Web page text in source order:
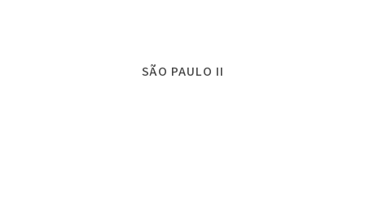
SÃO PAULO II